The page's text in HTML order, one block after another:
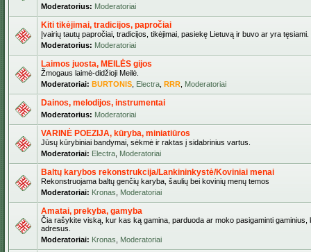
Moderatorius: Moderatoriai
Kiti tikėjimai, tradicijos, papročiai
Įvairių tautų papročiai, tradicijos, tikėjimai, pasiekę Lietuvą ir buvo ar yra tęsiami.
Moderatorius: Moderatoriai
Laimos juosta, MEILĖS gijos
Žmogaus laimė-didžioji Meilė.
Moderatoriai: BURTONIS Electra RRR Moderatoriai
Dainos, melodijos, instrumentai
Moderatorius: Moderatoriai
VARINĖ POEZIJA, kūryba, miniatiūros
Jūsų kūrybiniai bandymai, sėkmė ir raktas į sidabrinius vartus.
Moderatoriai: Electra Moderatoriai
Baltų karybos rekonstrukcija/Lankininkystė/Koviniai menai
Rekonstruojama baltų genčių karyba, šaulių bei kovinių menų temos
Moderatoriai: Kronas Moderatoriai
Amatai, prekyba, gamyba
Čia rašykite viską, kur kas ką gamina, parduoda ar moko pasigaminti
adresus.
Moderatoriai: Kronas Moderatoriai